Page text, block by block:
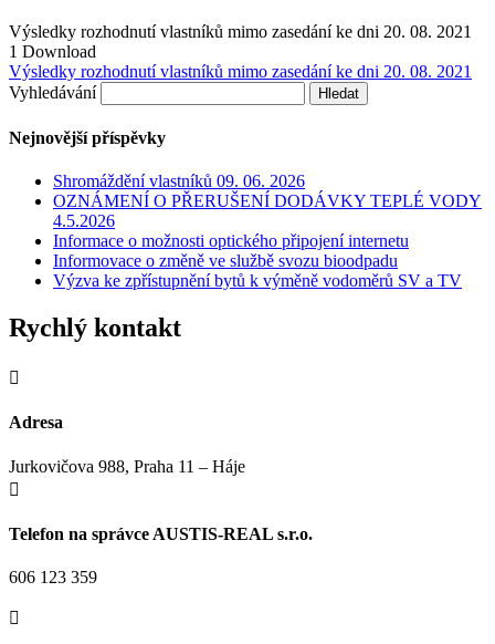
Výsledky rozhodnutí vlastníků mimo zasedání ke dni 20. 08. 2021
1 Download
Výsledky rozhodnutí vlastníků mimo zasedání ke dni 20. 08. 2021
Vyhledávání
Nejnovější příspěvky
Shromáždění vlastníků 09. 06. 2026
OZNÁMENÍ O PŘERUŠENÍ DODÁVKY TEPLÉ VODY
4.5.2026
Informace o možnosti optického připojení internetu
Informovace o změně ve službě svozu bioodpadu
Výzva ke zpřístupnění bytů k výměně vodoměrů SV a TV
Rychlý kontakt

Adresa
Jurkovičova 988, Praha 11 – Háje

Telefon na správce AUSTIS-REAL s.r.o.
606 123 359
